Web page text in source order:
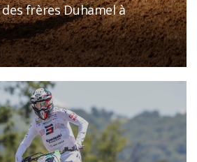
frères Duhamel à